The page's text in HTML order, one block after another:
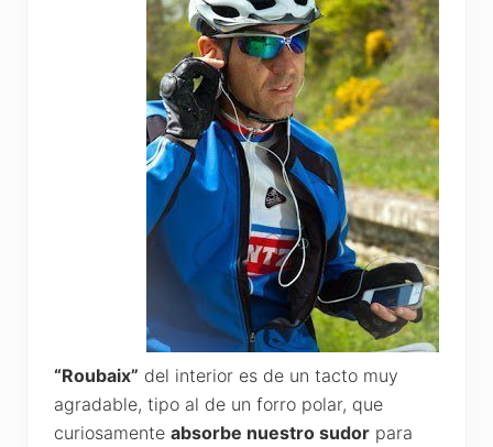
“Roubaix” del interior es de un tacto muy
agradable, tipo al de un forro polar, que
curiosamente absorbe nuestro sudor para